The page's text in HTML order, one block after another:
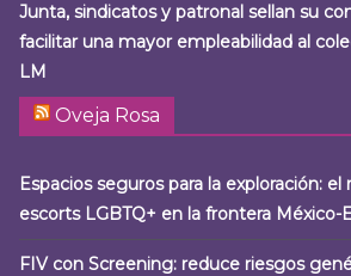
Junta, sindicatos y patronal sellan su
facilitar una mayor empleabilidad al
LM
Oveja Rosa
Espacios seguros para la exploración:
escorts LGBTQ+ en la frontera México-
FIV con Screening: reduce riesgos